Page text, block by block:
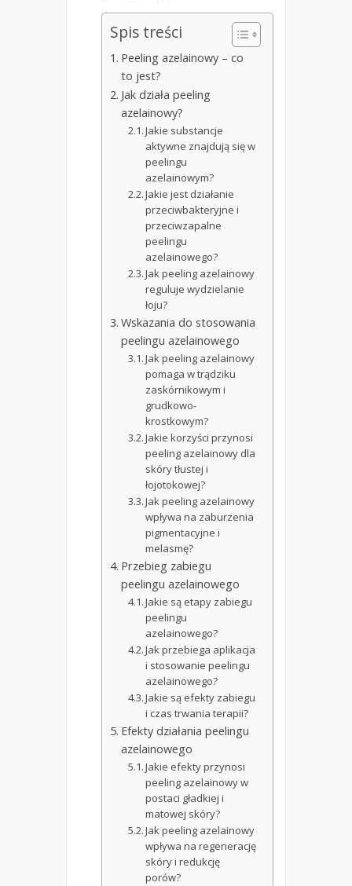
Spis treści
Peeling azelainowy – co
to jest?
Jak działa peeling
azelainowy?
Jakie substancje
aktywne znajdują się w
peelingu
azelainowym?
Jakie jest działanie
przeciwbakteryjne i
przeciwzapalne
peelingu
azelainowego?
Jak peeling azelainowy
reguluje wydzielanie
łoju?
Wskazania do stosowania
peelingu azelainowego
Jak peeling azelainowy
pomaga w trądziku
zaskórnikowym i
grudkowo-
krostkowym?
Jakie korzyści przynosi
peeling azelainowy dla
skóry tłustej i
łojotokowej?
Jak peeling azelainowy
wpływa na zaburzenia
pigmentacyjne i
melasmę?
Przebieg zabiegu
peelingu azelainowego
Jakie są etapy zabiegu
peelingu
azelainowego?
Jak przebiega aplikacja
i stosowanie peelingu
azelainowego?
Jakie są efekty zabiegu
i czas trwania terapii?
Efekty działania peelingu
azelainowego
Jakie efekty przynosi
peeling azelainowy w
postaci gładkiej i
matowej skóry?
Jak peeling azelainowy
wpływa na regenerację
skóry i redukcję
porów?